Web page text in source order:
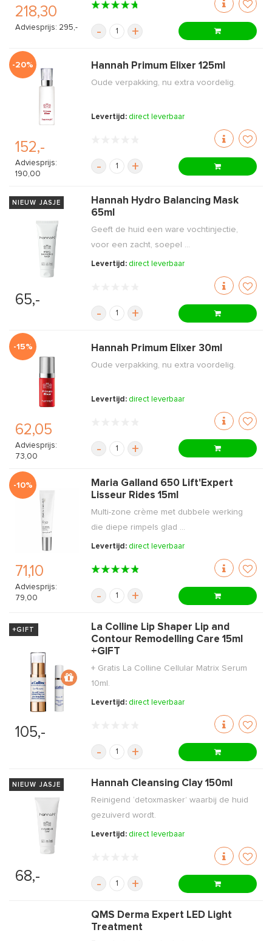
218,30
Adviesprijs: 295,- - +
-20%
152,-
Adviesprijs:
190,00
Hannah Primum Elixer 125ml
Oude verpakking, nu extra voordelig.
Levertijd: direct leverbaar
- +
NIEUW JASJE
65,-
Hannah Hydro Balancing Mask
65ml
Geeft de huid een ware vochtinjectie,
voor een zacht, soepel ...
Levertijd: direct leverbaar
- +
-15%
62,05
Adviesprijs:
73,00
Hannah Primum Elixer 30ml
Oude verpakking, nu extra voordelig.
Levertijd: direct leverbaar
- +
-10%
71,10
Adviesprijs:
79,00
Maria Galland 650 Lift'Expert
Lisseur Rides 15ml
Multi-zone crème met dubbele werking
die diepe rimpels glad ...
Levertijd: direct leverbaar
- +
+GIFT
105,-
La Colline Lip Shaper Lip and
Contour Remodelling Care 15ml
+GIFT
+ Gratis La Colline Cellular Matrix Serum
10ml.
Levertijd: direct leverbaar
- +
NIEUW JASJE
68,-
Hannah Cleansing Clay 150ml
Reinigend ‘detoxmasker’ waarbij de huid
gezuiverd wordt.
Levertijd: direct leverbaar
- +
QMS Derma Expert LED Light
Treatment